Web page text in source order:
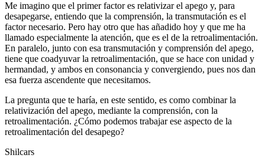
Me imagino que el primer factor es relativizar el apego y, para
desapegarse, entiendo que la comprensión, la transmutación es el
factor necesario. Pero hay otro que has añadido hoy y que me ha
llamado especialmente la atención, que es el de la retroalimentación.
En paralelo, junto con esa transmutación y comprensión del apego,
tiene que coadyuvar la retroalimentación, que se hace con unidad y
hermandad, y ambos en consonancia y convergiendo, pues nos dan
esa fuerza ascendente que necesitamos.
La pregunta que te haría, en este sentido, es como combinar la
relativización del apego, mediante la comprensión, con la
retroalimentación. ¿Cómo podemos trabajar ese aspecto de la
retroalimentación del desapego?
Shilcars